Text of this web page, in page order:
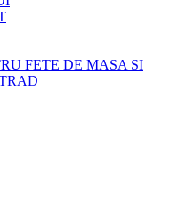
FETE DE MASA SI